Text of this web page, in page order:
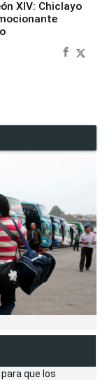
XIV: Chiclayo
que los